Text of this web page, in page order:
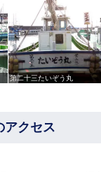
第二十三たいぞう丸
アクセス